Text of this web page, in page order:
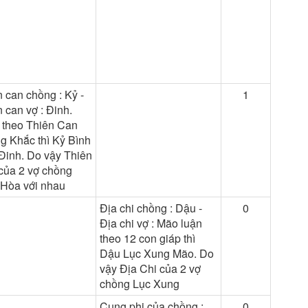
can chồng : Kỷ -
can vợ : Đinh.
Thiên Can
Khắc thì Kỷ Bình
Do vậy Thiên
2 vợ chồng
với nhau
1
Địa chi chồng : Dậu -
Địa chi vợ : Mão luận
theo 12 con giáp thì
Dậu Lục Xung Mão. Do
vậy Địa Chi của 2 vợ
chồng Lục Xung
0